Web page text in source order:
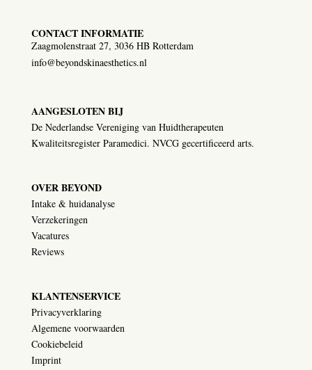
CONTACT INFORMATIE
Zaagmolenstraat 27, 3036 HB Rotterdam
info@beyondskinaesthetics.nl
AANGESLOTEN BIJ
De Nederlandse Vereniging van Huidtherapeuten
Kwaliteitsregister Paramedici. NVCG gecertificeerd arts.
OVER BEYOND
Intake & huidanalyse
Verzekeringen
Vacatures
Reviews
KLANTENSERVICE
Privacyverklaring
Algemene voorwaarden
Cookiebeleid
Imprint